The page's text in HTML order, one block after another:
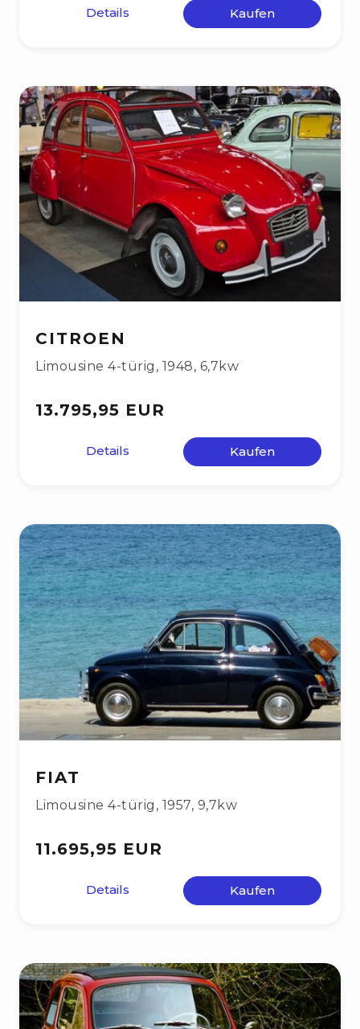
Details Kaufen
CITROEN
Limousine 4-türig , 1948, 6,7kw
13.795,95 EUR
Details Kaufen
FIAT
Limousine 4-türig , 1957, 9,7kw
11.695,95 EUR
Details Kaufen